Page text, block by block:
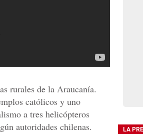
rurales de la Araucanía.
católicos y uno
a tres helicópteros
autoridades chilenas.
LA